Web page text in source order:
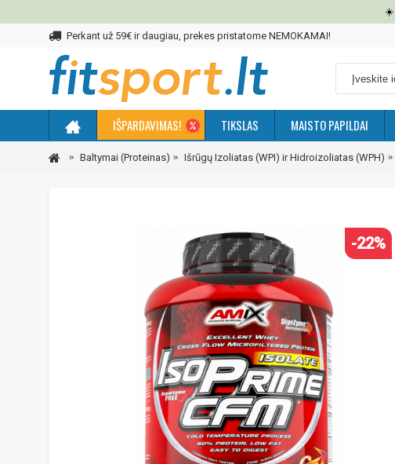
☀️
Perkant už 59€ ir daugiau, prekes pristatome NEMOKAMAI!
IŠPARDAVIMAS! TIKSLAS MAISTO PAPILDAI
Baltymai (Proteinas) Išrūgų Izoliatas (WPI) ir Hidroizoliatas (WPH)
-22%